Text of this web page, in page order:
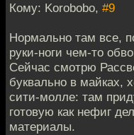
Кому: Korobobo, #9
Нормально там все,
руки-ноги чем-то
Сейчас смотрю
буквально в майках,
сити-молле: там
готовую как нефиг
материалы.